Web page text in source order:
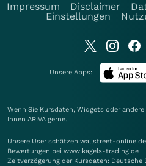
Impressum
Disclaimer
Einstellungen
Unsere Apps:
Wenn Sie Kursdaten, Widgets oder
Ihnen ARIVA gerne.
Unsere User schätzen wallstreet-
Bewertungen bei www.kagels-trading.de
Zeitverzögerung der Kursdaten: Deutsche